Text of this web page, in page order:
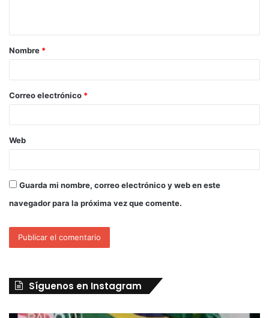
Nombre *
Correo electrónico *
Web
Guarda mi nombre, correo electrónico y web en este
navegador para la próxima vez que comente.
Síguenos en Instagram